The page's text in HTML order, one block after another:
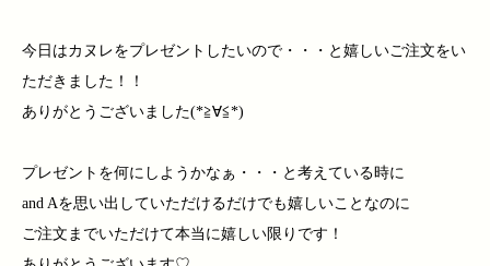
今日はカヌレをプレゼントしたいので・・・と嬉しいご注文をい
ただきました！！
ありがとうございました(*≧∀≦*)
プレゼントを何にしようかなぁ・・・と考えている時に
and Aを思い出していただけるだけでも嬉しいことなのに
ご注文までいただけて本当に嬉しい限りです！